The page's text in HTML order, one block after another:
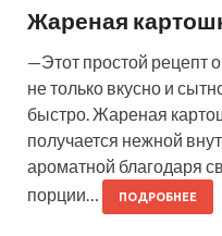
Жареная
—Этот простой рецепт
не только вкусно и
быстро. Жареная
получается нежной
ароматной благодаря
порции…
ПОДРОБНЕЕ